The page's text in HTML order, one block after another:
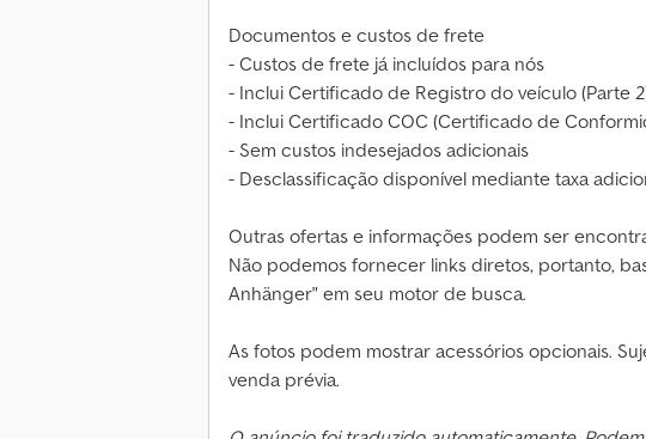
Documentos e custos de frete
- Custos de frete já incluídos para nós
- Inclui Certificado de Registro do veículo (Parte
- Inclui Certificado COC (Certificado de
- Sem custos indesejados adicionais
- Desclassificação disponível mediante taxa
Outras ofertas e informações podem ser
Não podemos fornecer links diretos, portanto,
Anhänger" em seu motor de busca.
As fotos podem mostrar acessórios opcionais.
venda prévia.